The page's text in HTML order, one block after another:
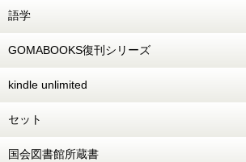
語学
GOMABOOKS復刊シリーズ
kindle unlimited
セット
国会図書館所蔵書